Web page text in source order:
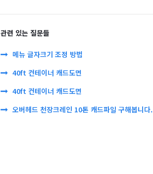
관련 있는 질문들
메뉴 글자크기 조정 방법
40ft 컨테이너 캐드도면
40ft 컨테이너 캐드도면
오버헤드 천장크레인 10톤 캐드파일 구해봅니다.